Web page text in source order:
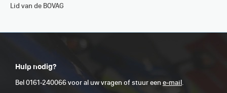
Lid van de BOVAG
Hulp nodig?
Bel 0161-240066 voor al uw vragen of stuur een e-mail